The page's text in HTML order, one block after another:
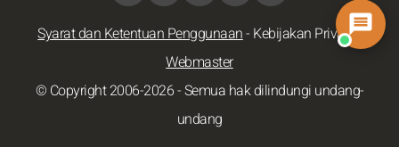
Syarat dan Ketentuan Penggunaan- Kebijakan Privasi-
Webmaster
© Copyright 2006-2026 - Semua hak dilindungi undang-
undang